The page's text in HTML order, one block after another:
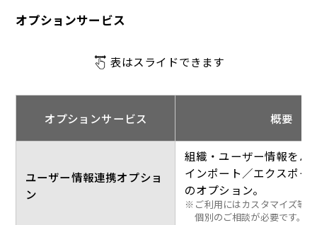
オプションサービス
表はスライドできます
オプションサービス 概要
ユーザー情報連携オプショ
ン
組織・ユーザー情報をバ
インポート／エクスポー
のオプション。
※ ご利用にはカスタマイズ等
個別のご相談が必要です。